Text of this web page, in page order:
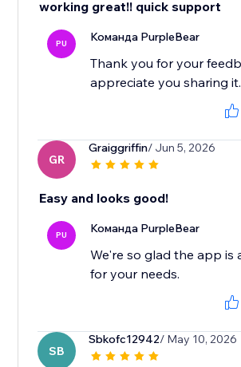
working great!! quick support
PU Команда PurpleBear
Thank you for your
appreciate you sharing it.
GR
Graiggriffin/ Jun 5, 2026
Easy and looks good!
PU Команда PurpleBear
We're so glad the app is
for your needs.
SB
Sbkofc12942/ May 10, 2026